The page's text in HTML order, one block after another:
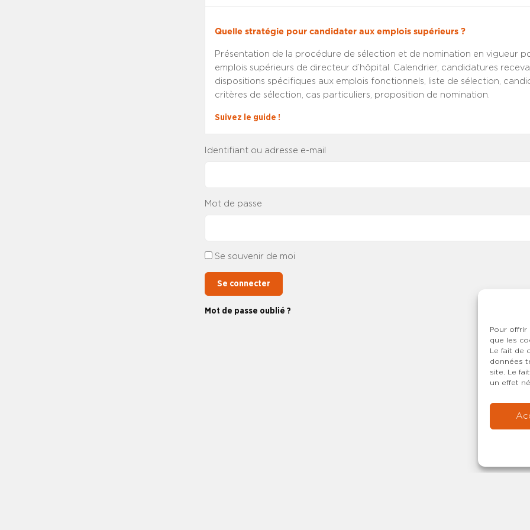
Pour offrir
que les
Le fait de
données
site. Le
un effet
Quelle stratégie pour candidater aux emplois supérieurs ?
Présentation de la procédure de sélection et de nomination en vigueur
emplois supérieurs de directeur d’hôpital. Calendrier, candidatures
dispositions spécifiques aux emplois fonctionnels, liste de sélection,
critères de sélection, cas particuliers, proposition de nomination.
Suivez le guide !
Identifiant ou adresse e-mail
Mot de passe
Se souvenir de moi
Se connecter
Mot de passe oublié ?